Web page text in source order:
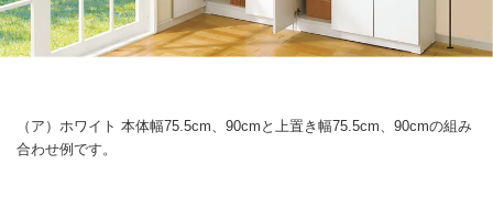
（ア）ホワイト 本体幅75.5cm、90cmと上置き幅75.5cm、90cmの組み
合わせ例です。